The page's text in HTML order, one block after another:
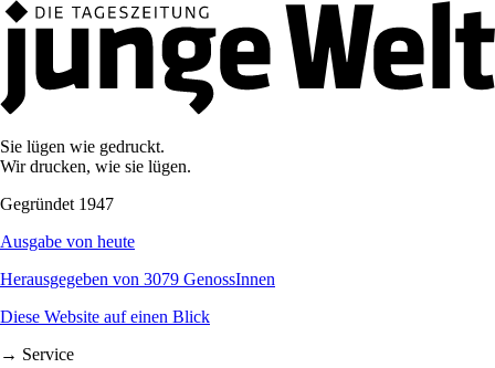
Sie lügen wie gedruckt.
Wir drucken, wie sie lügen.
Gegründet 1947
Ausgabe von heute
Herausgegeben von 3079 GenossInnen
Diese Website auf einen Blick
→ Service